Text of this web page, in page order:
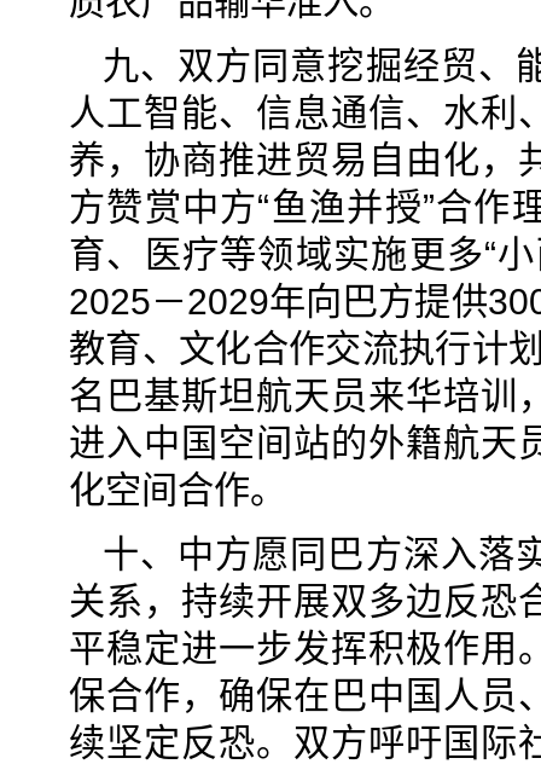
九、双方同意挖掘经贸、
人工智能、信息通信、水利
养，协商推进贸易自由化，
方赞赏中方“鱼渔并授”合作
育、医疗等领域实施更多“
2025－2029年向巴方提供
教育、文化合作交流执行计
名巴基斯坦航天员来华培训
进入中国空间站的外籍航天
化空间合作。
十、中方愿同巴方深入落
关系，持续开展双多边反恐
平稳定进一步发挥积极作用
保合作，确保在巴中国人员
续坚定反恐。双方呼吁国际